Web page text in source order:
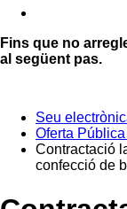
Fins que no
al següent pas.
Seu
Oferta
Contractació
confecció de